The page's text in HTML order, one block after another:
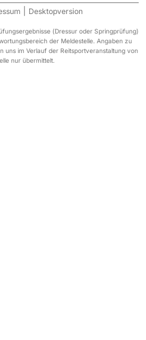
Desktopversion
(Dressur oder Springprüfung)
der Meldestelle. Angaben zu
uns im Verlauf der Reitsportveranstaltung von
nur übermittelt.